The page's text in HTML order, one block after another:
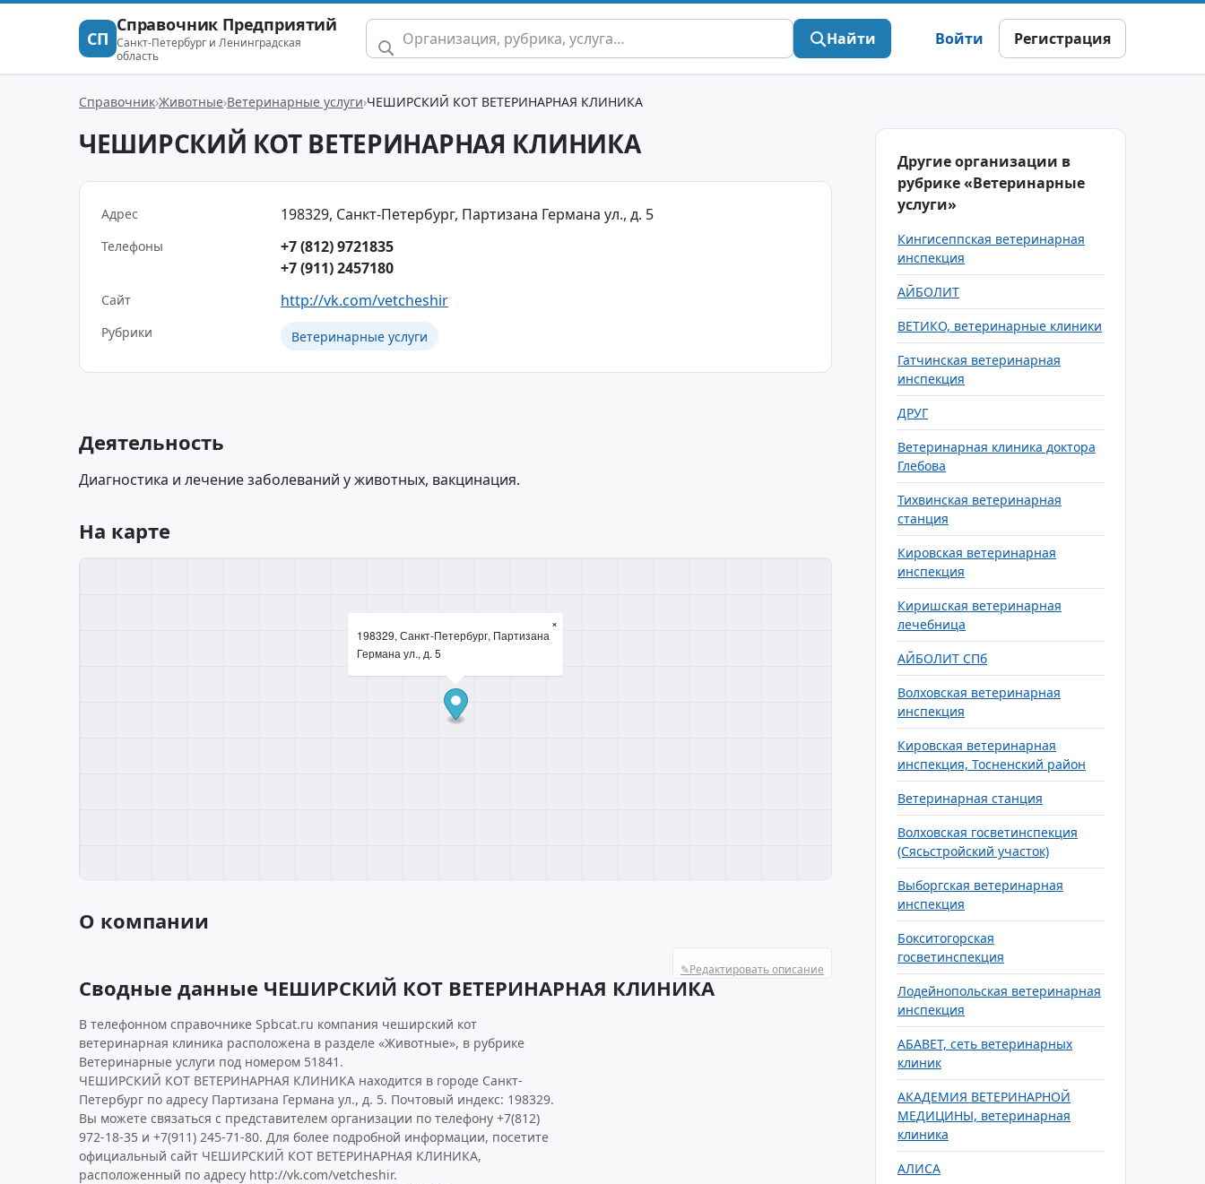
СП
Справочник Предприятий
Санкт-Петербург и Ленинградская
область
Найти Войти Регистрация
Справочник Животные Ветеринарные услуги ЧЕШИРСКИЙ КОТ ВЕТЕРИНАРНАЯ КЛИНИКА
ЧЕШИРСКИЙ КОТ ВЕТЕРИНАРНАЯ КЛИНИКА
Адрес 198329, Санкт-Петербург, Партизана Германа ул., д. 5
Телефоны
+7 (812) 9721835
+7 (911) 2457180
Сайт http://vk.com/vetcheshir
Рубрики Ветеринарные услуги
Деятельность
Диагностика и лечение заболеваний у животных, вакцинация.
На карте
198329, Санкт-Петербург, Партизана
Германа ул., д. 5
×
О компании
✎Редактировать описание
Сводные данные ЧЕШИРСКИЙ КОТ ВЕТЕРИНАРНАЯ КЛИНИКА
В телефонном справочнике Spbcat.ru компания чеширский кот
ветеринарная клиника расположена в разделе «Животные», в рубрике
Ветеринарные услуги под номером 51841.
ЧЕШИРСКИЙ КОТ ВЕТЕРИНАРНАЯ КЛИНИКА находится в городе Санкт-
Петербург по адресу Партизана Германа ул., д. 5. Почтовый индекс: 198329.
Вы можете связаться с представителем организации по телефону +7(812)
972-18-35 и +7(911) 245-71-80. Для более подробной информации, посетите
официальный сайт ЧЕШИРСКИЙ КОТ ВЕТЕРИНАРНАЯ КЛИНИКА,
расположенный по адресу http://vk.com/vetcheshir.
Другие организации в
рубрике «Ветеринарные
услуги»
Кингисеппская ветеринарная
инспекция
АЙБОЛИТ
ВЕТИКО, ветеринарные клиники
Гатчинская ветеринарная
инспекция
ДРУГ
Ветеринарная клиника доктора
Глебова
Тихвинская ветеринарная
станция
Кировская ветеринарная
инспекция
Киришская ветеринарная
лечебница
АЙБОЛИТ СПб
Волховская ветеринарная
инспекция
Кировская ветеринарная
инспекция, Тосненский район
Ветеринарная станция
Волховская госветинспекция
(Сясьстройский участок)
Выборгская ветеринарная
инспекция
Бокситогорская
госветинспекция
Лодейнопольская ветеринарная
инспекция
АБАВЕТ, сеть ветеринарных
клиник
АКАДЕМИЯ ВЕТЕРИНАРНОЙ
МЕДИЦИНЫ, ветеринарная
клиника
АЛИСА